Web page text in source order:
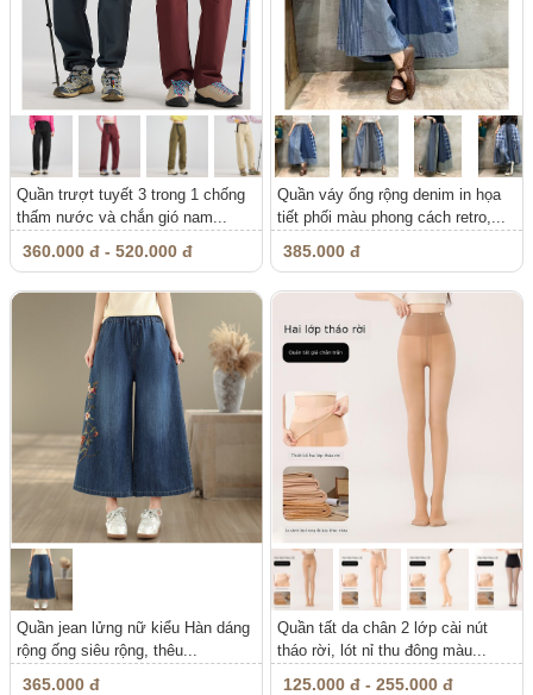
Quần trượt tuyết 3 trong 1 chống
thấm nước và chắn gió nam...
360.000 đ - 520.000 đ
Quần váy ống rộng denim in họa
tiết phối màu phong cách retro,...
385.000 đ
Quần jean lửng nữ kiểu Hàn dáng
rộng ống siêu rộng, thêu...
365.000 đ
Quần tất da chân 2 lớp cài nút
tháo rời, lót nỉ thu đông màu...
125.000 đ - 255.000 đ